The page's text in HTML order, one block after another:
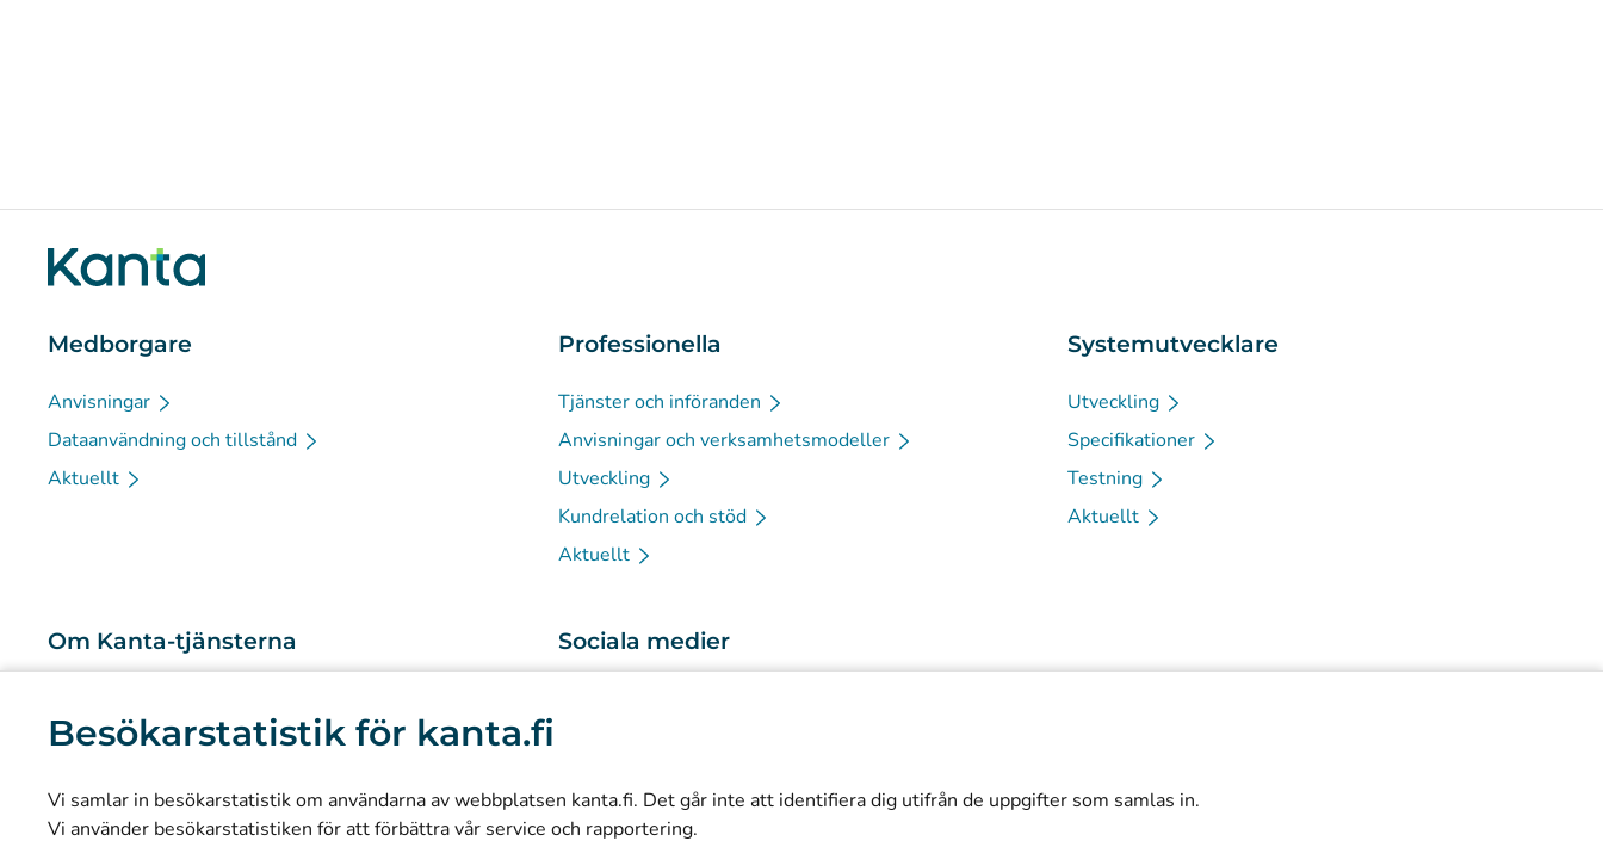
Besökarstatistik för kanta.fi
Vi samlar in besökarstatistik om användarna av webbplatsen kanta.fi. Det går inte att identifiera dig utifrån de uppgifter som samlas in.
Vi använder besökarstatistiken för att förbättra vår service och rapportering.
Medborgare
Anvisningar
Dataanvändning och tillstånd
Aktuellt
Professionella
Tjänster och införanden
Anvisningar och verksamhetsmodeller
Utveckling
Kundrelation och stöd
Aktuellt
Systemutvecklare
Utveckling
Specifikationer
Testning
Aktuellt
Om Kanta-tjänsterna
Forskning och kunskapsbaserad ledning
Dataskydd och tillgänglighet
Sociala medier